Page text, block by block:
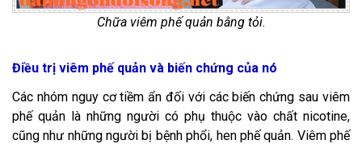
Chữa viêm phế quản bằng tỏi.
Điều trị viêm phế quản và biến chứng của nó
Các nhóm nguy cơ tiềm ẩn đối với các biến chứng sau viêm
phế quản là những người có phụ thuộc vào chất nicotine,
cũng như những người bị bệnh phổi, hen phế quản. Viêm phế